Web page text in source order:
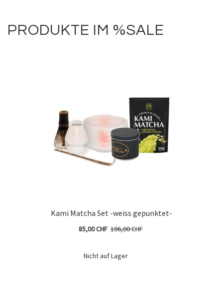
PRODUKTE IM %SALE
Kami Matcha Set -weiss gepunktet-
85,00 CHF 106,00 CHF
Nicht auf Lager